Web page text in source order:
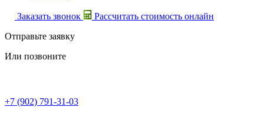
Заказать звонок
Рассчитать стоимость онлайн
Отправьте заявку
Или позвоните
+7 (902) 791-31-03